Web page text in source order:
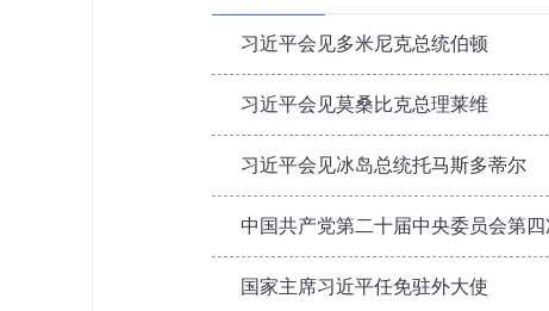
习近平会见多米尼克总统伯顿
习近平会见莫桑比克总理莱维
习近平会见冰岛总统托马斯多蒂尔
中国共产党第二十届中央委员会第
国家主席习近平任免驻外大使